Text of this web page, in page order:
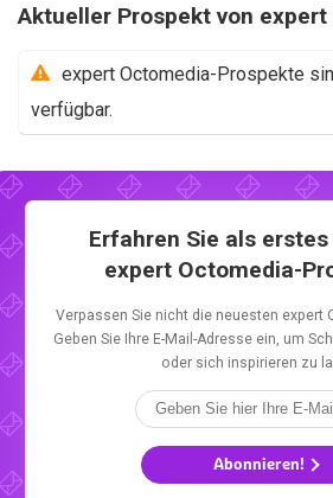
Aktueller Prospekt von
expert Octomedia-Prospekte
verfügbar.
Erfahren Sie als erstes
expert Octomedia-
Verpassen Sie nicht die neuesten expert
Geben Sie Ihre E-Mail-Adresse ein, um
oder sich inspirieren zu
Abonnieren!